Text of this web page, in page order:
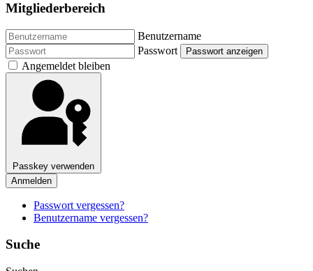
Mitgliederbereich
Benutzername
Passwort
Passwort anzeigen
Angemeldet bleiben
Passkey verwenden
Anmelden
Passwort vergessen?
Benutzername vergessen?
Suche